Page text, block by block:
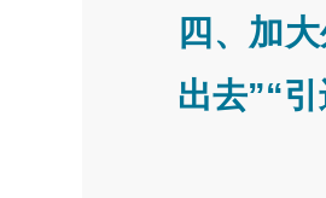
四、加
出去”“